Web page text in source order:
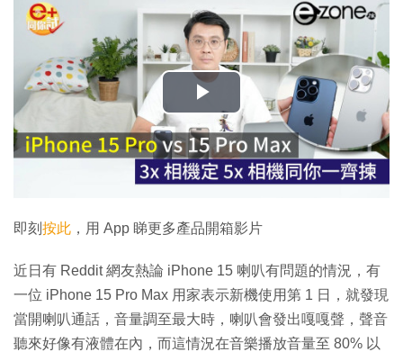
播
放
影
片
即刻 按此 ，用 App 睇更多產品開箱影片
近日有 Reddit 網友熱論 iPhone 15 喇叭有問題的情況，有
一位 iPhone 15 Pro Max 用家表示新機使用第 1 日，就發現
當開喇叭通話，音量調至最大時，喇叭會發出嘎嘎聲，聲音
聽來好像有液體在內，而這情況在音樂播放音量至 80% 以